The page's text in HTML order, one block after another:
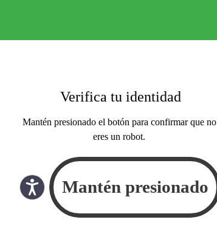
Verifica tu identidad
Mantén presionado el botón para confirmar que no
eres un robot.